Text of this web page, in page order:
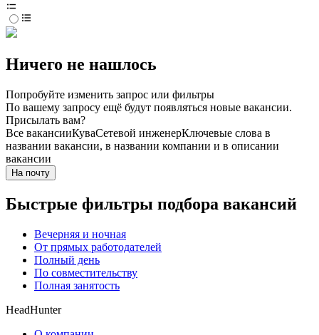
Ничего не нашлось
Попробуйте изменить запрос или фильтры
По вашему запросу ещё будут появляться новые вакансии.
Присылать вам?
Все вакансииКуваСетевой инженерКлючевые слова в
названии вакансии, в названии компании и в описании
вакансии
На почту
Быстрые фильтры подбора вакансий
Вечерняя и ночная
От прямых работодателей
Полный день
По совместительству
Полная занятость
HeadHunter